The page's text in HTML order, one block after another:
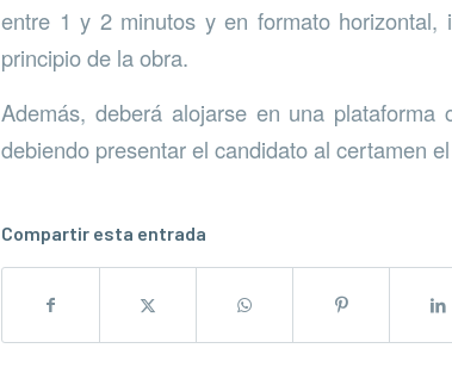
entre 1 y 2 minutos y en formato
principio de la obra.
Además, deberá alojarse en una
debiendo presentar el candidato al certamen
Compartir esta entrada